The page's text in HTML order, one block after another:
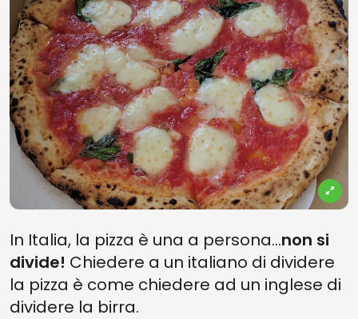
In Italia, la pizza è una a persona...non si
divide! Chiedere a un italiano di dividere
la pizza è come chiedere ad un inglese di
dividere la birra.